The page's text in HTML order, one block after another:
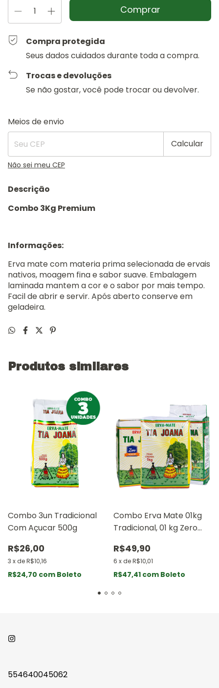
Compra protegida
Seus dados cuidados durante toda a compra.
Trocas e devoluções
Se não gostar, você pode trocar ou devolver.
Entregas para o CEP:
Meios de envio
Calcular
Não sei meu CEP
Descrição
Combo 3Kg Premium
Informações:
Erva mate com materia prima selecionada de ervais
nativos, moagem fina e sabor suave. Embalagem
laminada mantem a cor e o sabor por mais tempo.
Facil de abrir e servir. Após aberto conserve em
geladeira.
Produtos similares
Combo 3un Tradicional
Com Açucar 500g
R$26,00
3 x deR$10,16
R$24,70 com Boleto
Combo Erva Mate 01kg
Tradicional, 01 kg Zero
açucar Vacúo
R$49,90
6 x deR$10,01
R$47,41 com Boleto
554640045062